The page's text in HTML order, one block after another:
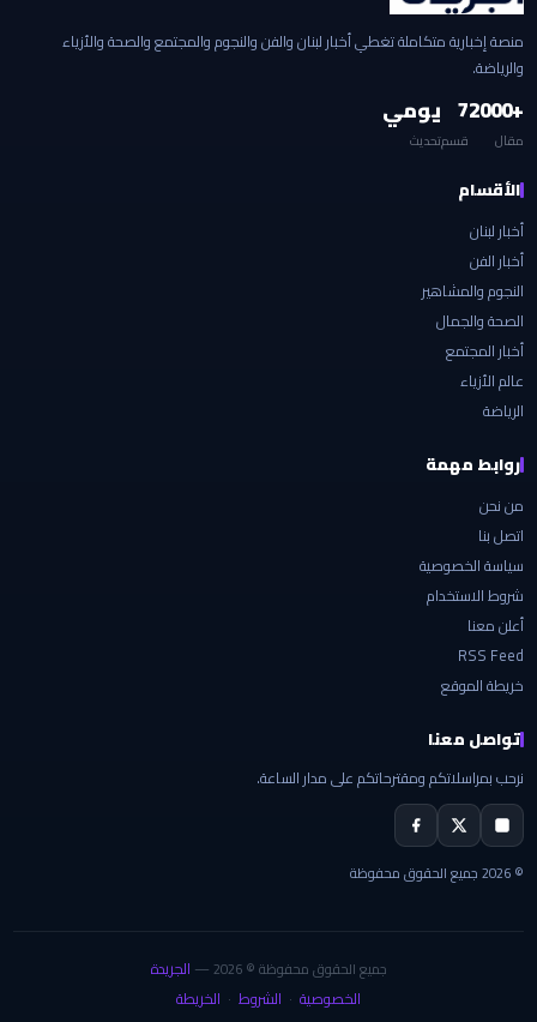
منصة إخبارية متكاملة تغطي أخبار لبنان والفن والنجوم والمجتمع والصحة والأزياء
والرياضة.
+2000
مقال
7
قسم
يومي
تحديث
الأقسام
أخبار لبنان
أخبار الفن
النجوم والمشاهير
الصحة والجمال
أخبار المجتمع
عالم الأزياء
الرياضة
روابط مهمة
من نحن
اتصل بنا
سياسة الخصوصية
شروط الاستخدام
أعلن معنا
RSS Feed
خريطة الموقع
تواصل معنا
نرحب بمراسلاتكم ومقترحاتكم على مدار الساعة.
© 2026 جميع الحقوق محفوظة
جميع الحقوق محفوظة © 2026 —
الجريدة
الخصوصية · الشروط · الخريطة